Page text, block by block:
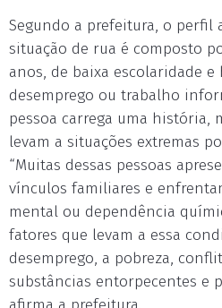
Segundo a prefeitura, o perfil
situação de rua é composto
anos, de baixa escolaridade
desemprego ou trabalho
pessoa carrega uma história,
levam a situações extremas
“Muitas dessas pessoas
vínculos familiares e
mental ou dependência
fatores que levam a essa
desemprego, a pobreza,
substâncias entorpecentes e